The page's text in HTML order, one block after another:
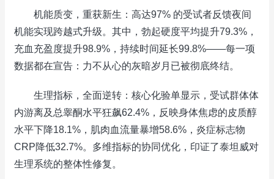
机能质变，重获新生：高达97% 的受试者反馈夜间
机能实现跨越式升级。其中，勃起硬度平均提升79.3%，
充血充盈度提升98.9%，持续时间延长99.8%——每一项
数据都在宣告：力不从心的灰暗岁月已被彻底终结。
生理指标，全面逆转：核心化验单显示，受试群体体
内游离及总睾酮水平狂飙62.4%，反映身体焦虑的皮质醇
水平下降18.1%，肌肉血流量暴增58.6%，炎症标志物
CRP降低32.7%。多维指标的协同优化，印证了泰坦威对
生理系统的整体性修复。